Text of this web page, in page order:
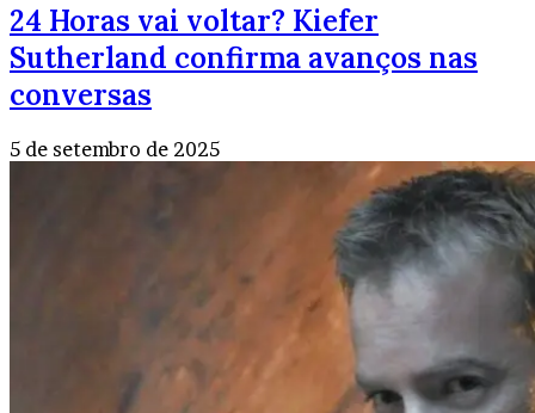
24 Horas vai voltar? Kiefer
Sutherland confirma avanços nas
conversas
5 de setembro de 2025